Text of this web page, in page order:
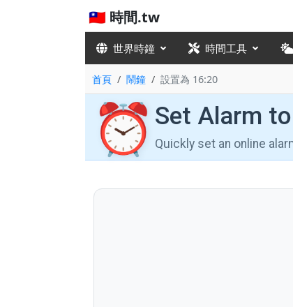
🇹🇼 時間.tw
世界時鐘 時間工具
首頁 鬧鐘 設置為 16:20
⏰ Set Alarm
Quickly set an online